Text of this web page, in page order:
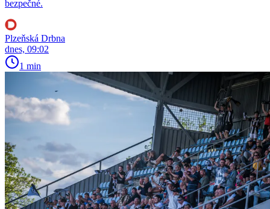
bezpečné.
Plzeňská Drbna
dnes, 09:02
1 min